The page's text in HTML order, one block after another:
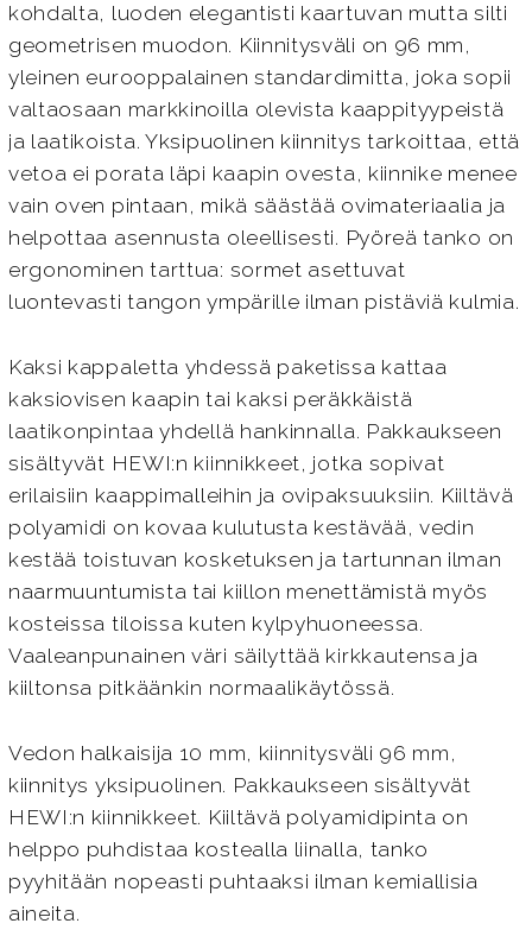
kohdalta, luoden elegantisti kaartuvan mutta silti
geometrisen muodon. Kiinnitysväli on 96 mm,
yleinen eurooppalainen standardimitta, joka sopii
valtaosaan markkinoilla olevista kaappityypeistä
ja laatikoista. Yksipuolinen kiinnitys tarkoittaa, että
vetoa ei porata läpi kaapin ovesta, kiinnike menee
vain oven pintaan, mikä säästää ovimateriaalia ja
helpottaa asennusta oleellisesti. Pyöreä tanko on
ergonominen tarttua: sormet asettuvat
luontevasti tangon ympärille ilman pistäviä kulmia.
Kaksi kappaletta yhdessä paketissa kattaa
kaksiovisen kaapin tai kaksi peräkkäistä
laatikonpintaa yhdellä hankinnalla. Pakkaukseen
sisältyvät HEWI:n kiinnikkeet, jotka sopivat
erilaisiin kaappimalleihin ja ovipaksuuksiin. Kiiltävä
polyamidi on kovaa kulutusta kestävää, vedin
kestää toistuvan kosketuksen ja tartunnan ilman
naarmuuntumista tai kiillon menettämistä myös
kosteissa tiloissa kuten kylpyhuoneessa.
Vaaleanpunainen väri säilyttää kirkkautensa ja
kiiltonsa pitkäänkin normaalikäytössä.
Vedon halkaisija 10 mm, kiinnitysväli 96 mm,
kiinnitys yksipuolinen. Pakkaukseen sisältyvät
HEWI:n kiinnikkeet. Kiiltävä polyamidipinta on
helppo puhdistaa kostealla liinalla, tanko
pyyhitään nopeasti puhtaaksi ilman kemiallisia
aineita.